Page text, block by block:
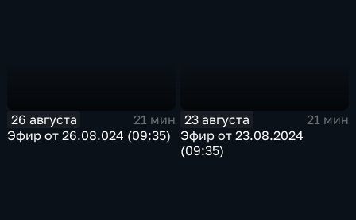
26 августа
21 мин
Эфир от 26.08.024 (09:35)
23 августа
21 мин
Эфир от 23.08.2024
(09:35)